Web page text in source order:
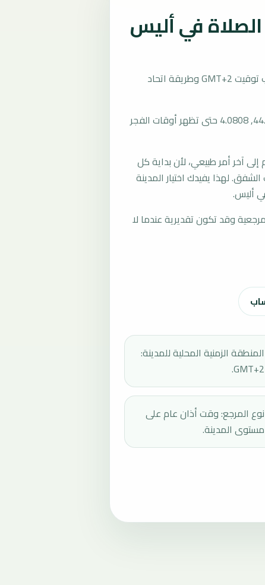
في أليس
تُحسب مواقيت الصلاة في أليس، فرنسا بحسب توقيت GMT+2 وطريقة اتحاد
المرجع العام للمدينة يستخدم إحداثيات 44.1249, 4.0808 حتى تظهر أوقات الفجر
آخر أمر طبيعي، لأن بداية كل
لهذا يفيدك اختيار المدينة
أليس.
وقد تكون تقديرية عندما لا
المنطقة الزمنية المحلية للمدينة:
GMT+2.
نوع المرجع: وقت أذان عام على
مستوى المدينة.